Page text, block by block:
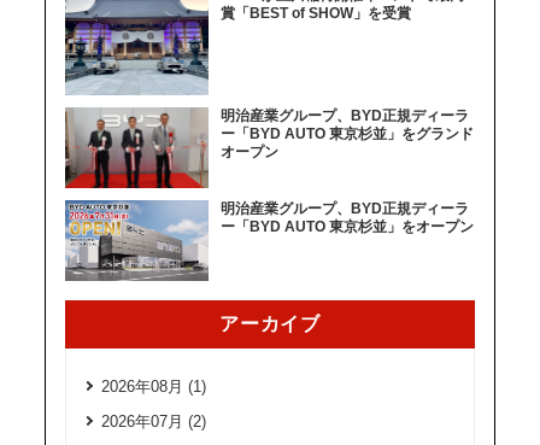
賞「BEST of SHOW」を受賞
明治産業グループ、BYD正規ディーラ
ー「BYD AUTO 東京杉並」をグランド
オープン
明治産業グループ、BYD正規ディーラ
ー「BYD AUTO 東京杉並」をオープン
アーカイブ
2026年08月 (1)
2026年07月 (2)